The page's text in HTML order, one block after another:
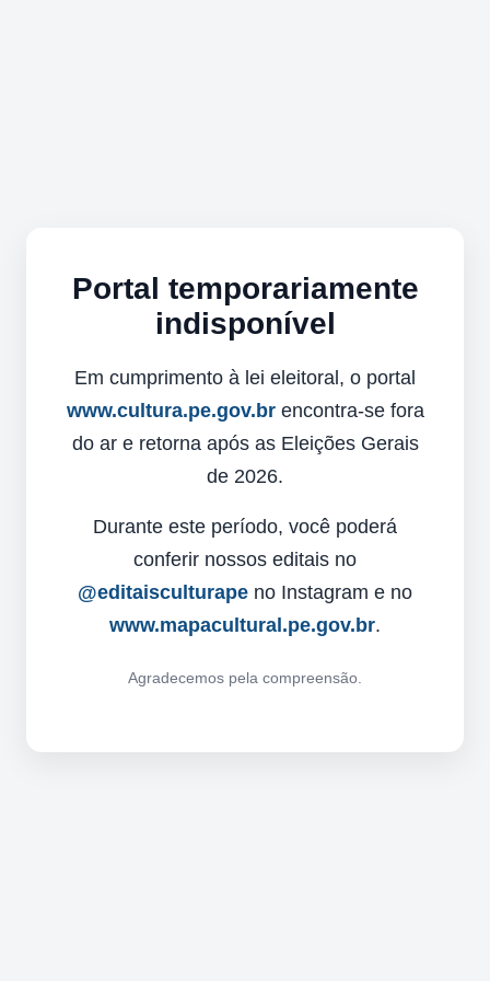
Portal temporariamente
indisponível
Em cumprimento à lei eleitoral, o portal
www.cultura.pe.gov.brencontra-se fora
do ar e retorna após as Eleições Gerais
de 2026.
Durante este período, você poderá
conferir nossos editais no
@editaisculturape no Instagram e no
www.mapacultural.pe.gov.br.
Agradecemos pela compreensão.